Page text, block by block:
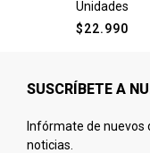
Unidades
$22.990
SUSCRÍBETE A
Infórmate de
noticias.